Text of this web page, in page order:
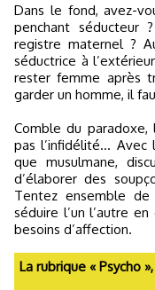
Dans le fond, avez-
penchant séducteur
registre maternel ?
séductrice à
rester femme après
garder un homme, il
Comble du
pas l’infidélité…
que musulmane,
d’élaborer des
Tentez ensemble
séduire l’un l’autre
besoins d’affection.
La rubrique « Psycho